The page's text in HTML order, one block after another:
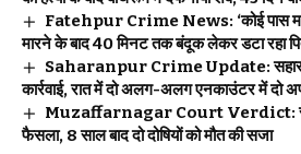
Fatehpur Crime News: ‘कोई पास
मारने के बाद 40 मिनट तक बंदूक लेकर डटा रहा
Saharanpur Crime Update:
कार्रवाई, रात में दो अलग-अलग एनकाउंटर में दो
Muzaffarnagar Court Verdict:
फैसला, 8 साल बाद दो दोषियों को मौत की सजा